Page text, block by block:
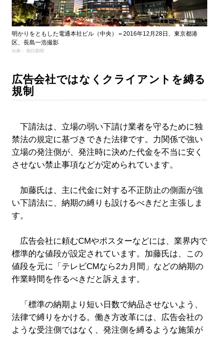
明かりをともした電通本社ビル（中央）＝2016年12月28日、東京都港
区、長島一浩撮影
出典： 朝日新聞
広告会社ではなくクライアントを縛る
規制
下請法は、立場の弱い下請け業者を守るために独
禁法の規定に基づきできた法律です。力関係で強い
立場の発注側が、発注時に決めた代金を不当に安く
させない禁止事項などが定められています。
加藤氏は、主に代金に対する不正防止の側面が強
い下請法に、納期の縛りも設けるべきだと主張しま
す。
広告会社に頼むCMやポスターなどには、業界内で
標準的な値段が設定されています。加藤氏は、この
値段を元に「テレビCMなら2カ月間」などの納期の
作業時間を作るべきだと訴えます。
「標準の納期より短い日数で納品させないよう、
法律で縛りをかける。働き方改革には、広告会社の
ような受注側ではなく、発注側を縛るような施策が